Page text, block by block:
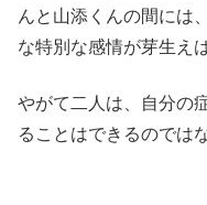
んと山添くんの間には
な特別な感情が芽生え
やがて二人は、自分の
ることはできるのでは